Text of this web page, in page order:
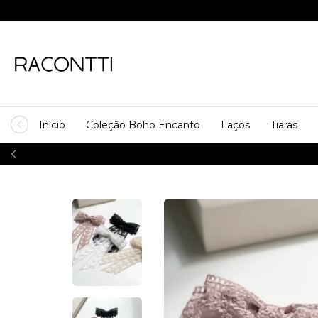
Início Coleção Boho Encanto Laços Tiaras